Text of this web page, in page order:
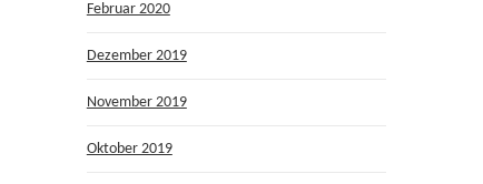
Februar 2020
Dezember 2019
November 2019
Oktober 2019